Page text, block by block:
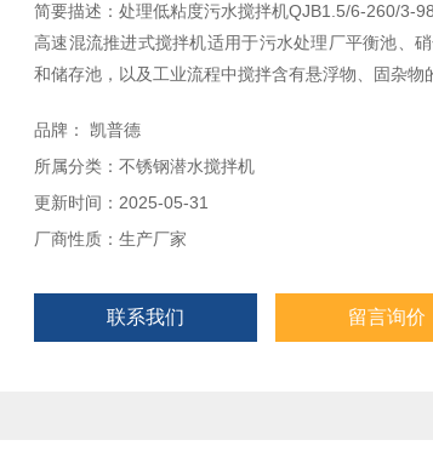
简要描述：处理低粘度污水搅拌机QJB1.5/6-260/3-
高速混流推进式搅拌机适用于污水处理厂平衡池、
和储存池，以及工业流程中搅拌含有悬浮物、固杂物
级绝缘，防护等级=IP68，功率=1.5kw；电机
=260mm；叶片数=3片；转速=980r/min；
品牌： 凯普德
所属分类：不锈钢潜水搅拌机
更新时间：2025-05-31
厂商性质：生产厂家
联系我们 留言询价